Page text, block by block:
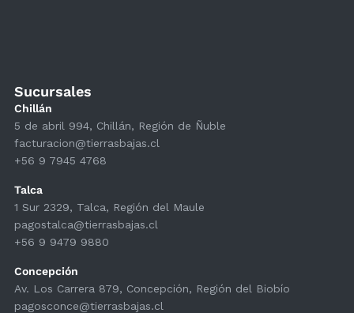
Sucursales
Chillán
5 de abril 994, Chillán, Región de Ñuble
facturacion@tierrasbajas.cl
+56 9 7945 4768
Talca
1 Sur 2329, Talca, Región del Maule
pagostalca@tierrasbajas.cl
+56 9 9479 9880
Concepción
Av. Los Carrera 879, Concepción, Región del Biobío
pagosconce@tierrasbajas.cl